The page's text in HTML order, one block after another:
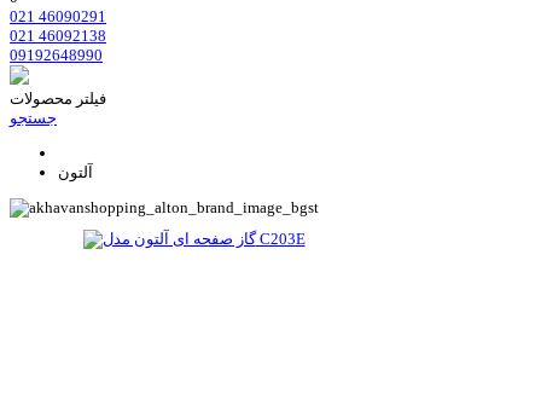
021 46090291
021 46092138
09192648990
فیلتر محصولات
جستجو
آلتون